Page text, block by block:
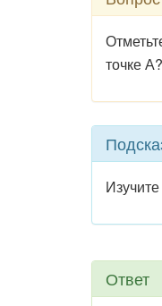
точке А?
Ответ